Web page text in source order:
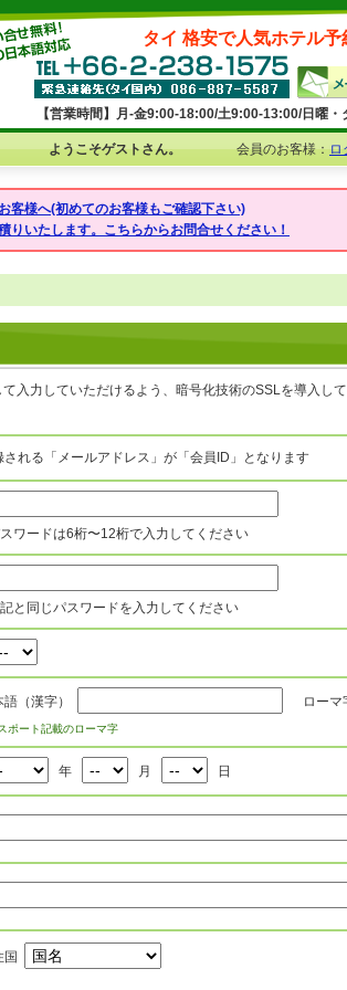
タイ 格安で人気ホテル
【営業時間】月-金9:00-18:00/土9:00-13:00/日曜・
ようこそゲストさん。 会員のお客様：ロ
客様へ(初めてのお客様もご確認下さい)
りいたします。こちらからお問合せください！
入力していただけるよう、暗号化技術のSSLを導入し
される「メールアドレス」が「会員ID」となります
ワードは6桁〜12桁で入力してください
と同じパスワードを入力してください
語（漢字） ローマ
ポート記載のローマ字
年 月 日
国